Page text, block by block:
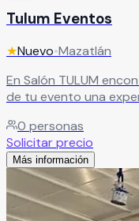
Tulum Eventos
★Nuevo•Mazatlán
En Salón TULUM
de tu evento una
funcionalidad y
Leer más
0 personas
Solicitar precio
Más información